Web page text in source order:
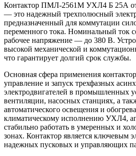
Контактор ПМЛ-2561М УХЛ4 Б 25А
— это надежный трехполюсный
предназначенный для коммутации
переменного тока. Номинальный ток
рабочее напряжение — до 380 В.
высокой механической и
что гарантирует долгий срок службы.
Основная сфера применения
управление и запуск трехфазных
электродвигателей в промышленных
вентиляции, насосных станциях, а
автоматического освещения и
климатическому исполнению УХЛ4,
стабильно работать в умеренных и
зонах. Контактор является ключевым
надежных пусковых и управляющих